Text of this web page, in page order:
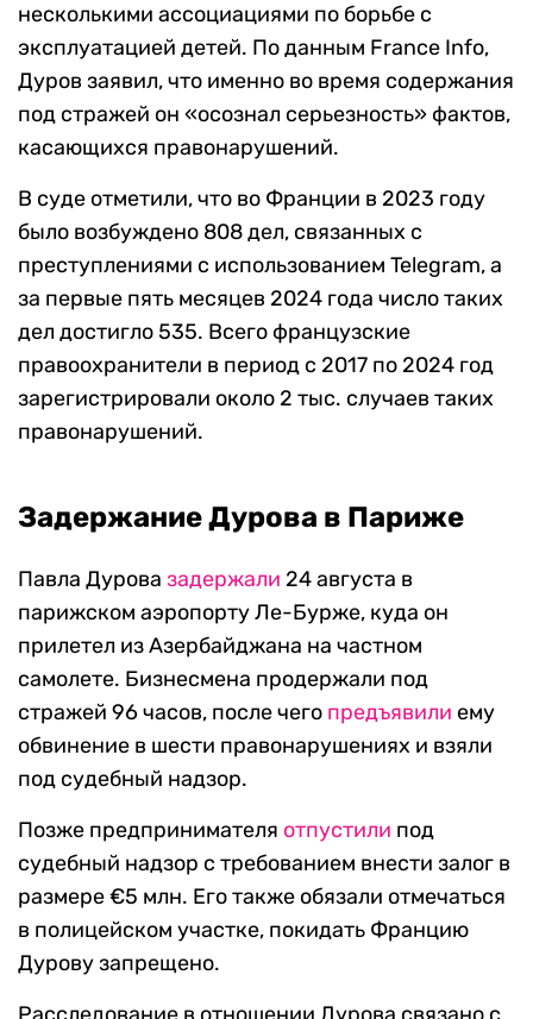
несколькими ассоциациями по борьбе с
эксплуатацией детей. По данным France Info,
Дуров заявил, что именно во время содержания
под стражей он «осознал серьезность» фактов,
касающихся правонарушений.
В суде отметили, что во Франции в 2023 году
было возбуждено 808 дел, связанных с
преступлениями с использованием Telegram, а
за первые пять месяцев 2024 года число таких
дел достигло 535. Всего французские
правоохранители в период с 2017 по 2024 год
зарегистрировали около 2 тыс. случаев таких
правонарушений.
Задержание Дурова в Париже
Павла Дурова задержали 24 августа в
парижском аэропорту Ле-Бурже, куда он
прилетел из Азербайджана на частном
самолете. Бизнесмена продержали под
стражей 96 часов, после чего предъявили ему
обвинение в шести правонарушениях и взяли
под судебный надзор.
Позже предпринимателя отпустили под
судебный надзор с требованием внести залог в
размере €5 млн. Его также обязали отмечаться
в полицейском участке, покидать Францию
Дурову запрещено.